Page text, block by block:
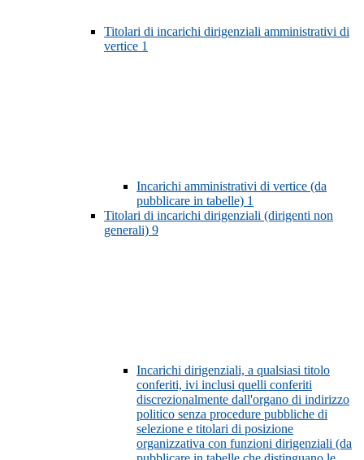
Titolari di incarichi dirigenziali amministrativi di
vertice 1
Incarichi amministrativi di vertice (da
pubblicare in tabelle) 1
Titolari di incarichi dirigenziali (dirigenti non
generali) 9
Incarichi dirigenziali, a qualsiasi titolo
conferiti, ivi inclusi quelli conferiti
discrezionalmente dall'organo di indirizzo
politico senza procedure pubbliche di
selezione e titolari di posizione
organizzativa con funzioni dirigenziali (da